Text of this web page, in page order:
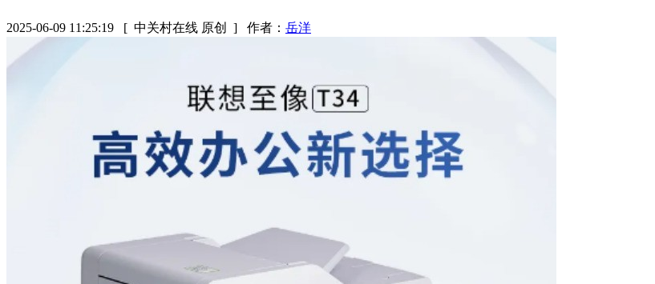
2025-06-09 11:25:19 [ 中关村在线 原创 ] 作者： 岳洋